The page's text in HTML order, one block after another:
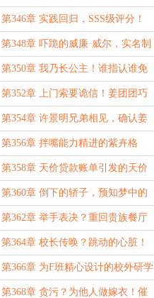
AA
第346章 实践回归，SSS级评分！
第348章 吓跪的威廉·威尔，实名制
表白墙！
第350章 我乃长公主！谁指认谁免
罚
第352章 上门索要诡信！姜团团巧
妙破局
第354章 许景明兄弟相见，确认姜
团团的真实身份！
第356章 拌嘴能力精进的紫卉格
格！
第358章 天价贷款账单引发的天价
电费！
第360章 倒下的轿子，预知梦中的
瓷瓶？
第362章 举手表决？重回贵族餐厅
用餐？
第364章 校长传唤？跳动的心脏！
第366章 为F班精心设计的校外研学
第368章 贪污？为他人做嫁衣！催